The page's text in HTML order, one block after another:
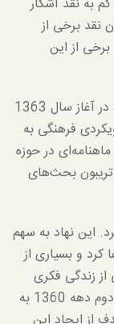
به نقد آشکار
نقد برخی از
از این
نخست، انتشار مجله کیهان فرهنگی. این مجله در آغاز سال 1363
فرهنگی به
در حوزه
بحث‌های
این نهاد به سهم
و بسیاری از
زندگی فکری
خود را در این مرکز گذراندند. این نهاد در نیمه دوم دهه 1360 به